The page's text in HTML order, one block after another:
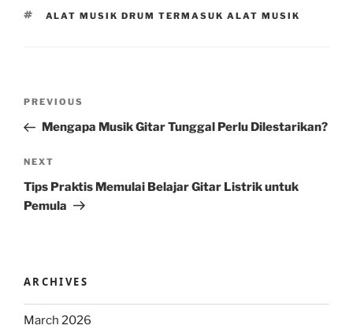
TAGS
ALAT MUSIK DRUM TERMASUK ALAT MUSIK
Previous
Post
PREVIOUS
Mengapa Musik Gitar Tunggal Perlu Dilestarikan?
Next
Post
NEXT
Tips Praktis Memulai Belajar Gitar Listrik untuk
Pemula
ARCHIVES
March 2026